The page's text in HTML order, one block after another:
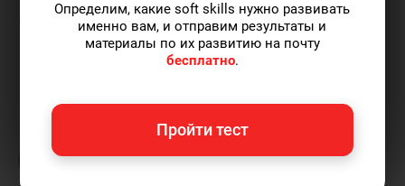
Саморегуляция дыхания:
интересные практики
Ольга Обломова
— автор статей и курсов
4brain, писатель, автор художественной
прозы.Пишу статьи по теме«Непознанное»
Определим, какие soft skills нужно развивать
именно вам, и отправим результаты и
материалы по их развитию на почту
бесплатно.
Пройти тест